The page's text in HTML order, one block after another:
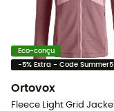
Eco-conçu
-5% Extra - Code Summer5
Ortovox